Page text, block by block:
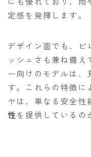
定感を発揮します。
デザイン面でも、ピ
ッシュさも兼ね備え
ー向けのモデルは、
す。これらの特徴に
ヤは、単なる安全性
性を提供しているの